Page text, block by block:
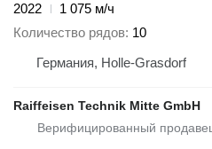
2022
1 075 м/ч
Количество рядов 10
Германия, Holle-Grasdorf
Raiffeisen Technik Mitte GmbH